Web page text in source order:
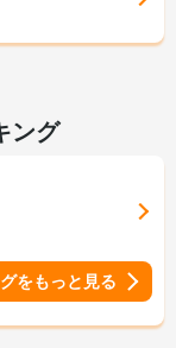
ング
をもっと見る